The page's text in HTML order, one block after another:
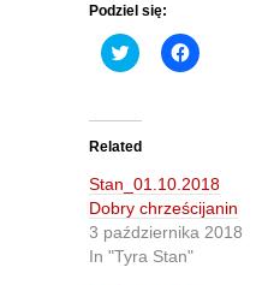
Podziel się:
C
l
t
o
s
h
a
r
e
o
n
T
C
l
h
a
r
e
o
n
Related
Stan_01.10.2018
Dobry chrześcijanin
3 października 2018
In "Tyra Stan"